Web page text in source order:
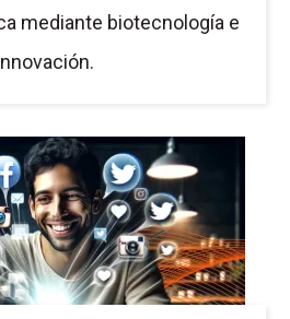
mediante biotecnología e